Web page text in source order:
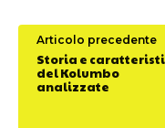
Articolo precedente
Storia e
del Kolumbo
analizzate